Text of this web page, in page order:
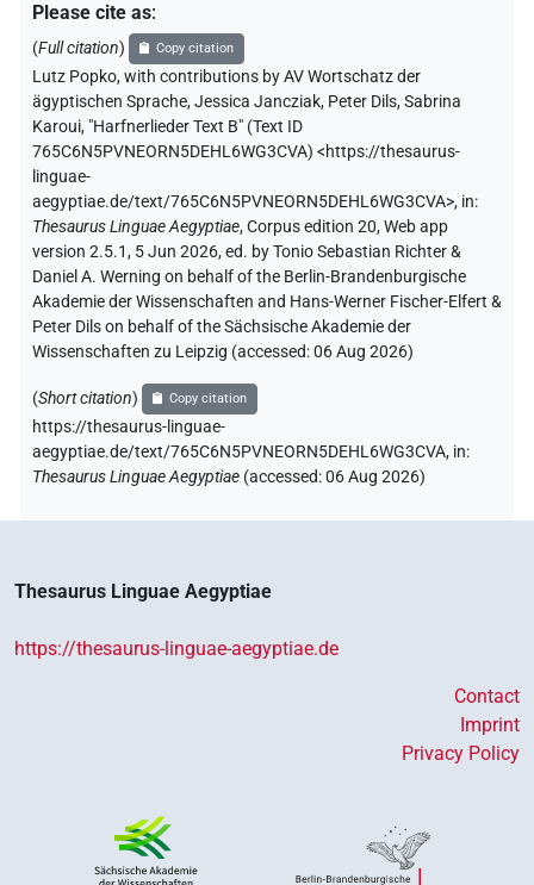
Please cite as:
(Full citation) Copy citation
Lutz Popko,with contributions byAV Wortschatz der
ägyptischen Sprache,Jessica Jancziak, Peter Dils,Sabrina
Karoui, "Harfnerlieder Text B" (Text ID
765C6N5PVNEORN5DEHL6WG3CVA) <https://thesaurus-
linguae-
aegyptiae.de/text/765C6N5PVNEORN5DEHL6WG3CVA>, in:
Thesaurus Linguae Aegyptiae,Corpus edition 20, Web app
version 2.5.1, 5 Jun 2026, ed. by Tonio Sebastian Richter &
Daniel A. Werning on behalf of the Berlin-Brandenburgische
Akademie der Wissenschaften and Hans-Werner Fischer-Elfert &
Peter Dils on behalf of the Sächsische Akademie der
Wissenschaften zu Leipzig (accessed:06 Aug 2026)
(Short citation) Copy citation
https://thesaurus-linguae-
aegyptiae.de/text/765C6N5PVNEORN5DEHL6WG3CVA, in:
Thesaurus Linguae Aegyptiae (accessed:06 Aug 2026)
Thesaurus Linguae Aegyptiae
https://thesaurus-linguae-aegyptiae.de
Contact
Imprint
Privacy Policy